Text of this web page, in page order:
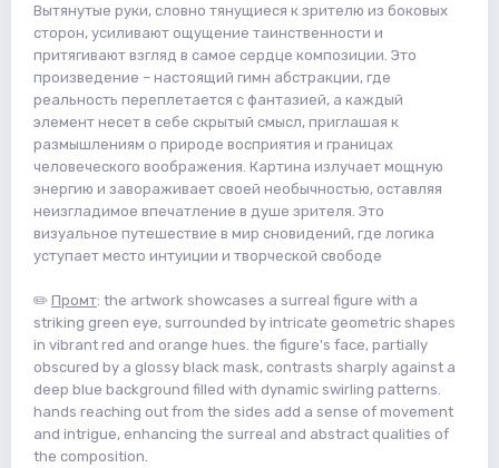
Вытянутые руки, словно тянущиеся к зрителю из боковых
сторон, усиливают ощущение таинственности и
притягивают взгляд в самое сердце композиции. Это
произведение – настоящий гимн абстракции, где
реальность переплетается с фантазией, а каждый
элемент несет в себе скрытый смысл, приглашая к
размышлениям о природе восприятия и границах
человеческого воображения. Картина излучает мощную
энергию и завораживает своей необычностью, оставляя
неизгладимое впечатление в душе зрителя. Это
визуальное путешествие в мир сновидений, где логика
уступает место интуиции и творческой свободе
✏️ Промт: the artwork showcases a surreal figure with a
striking green eye, surrounded by intricate geometric shapes
in vibrant red and orange hues. the figure's face, partially
obscured by a glossy black mask, contrasts sharply against a
deep blue background filled with dynamic swirling patterns.
hands reaching out from the sides add a sense of movement
and intrigue, enhancing the surreal and abstract qualities of
the composition.